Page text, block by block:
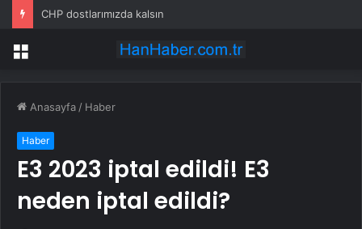
CHP dostlarımızda kalsın
Menü
Anasayfa / Haber
Haber
E3 2023 iptal edildi! E3
neden iptal edildi?